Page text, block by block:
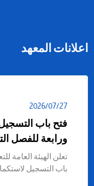
اعلانات المعهد
27‏/07‏/2026
فتح باب
ورابعة للفصل
تعلن الهيئة العامة
باب التسجيل